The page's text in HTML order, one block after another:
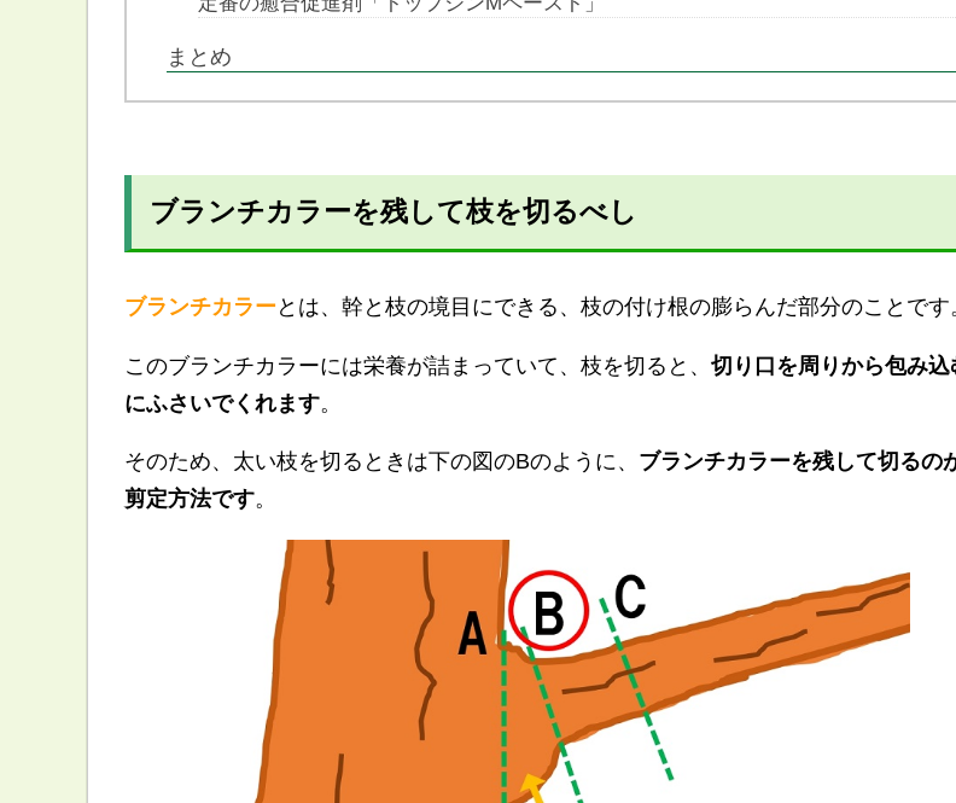
まとめ
ブランチカラーを残して枝を切るべし
ブランチカラーとは、幹と枝の境目にできる、枝の付け根の膨らんだ部分のことです
このブランチカラーには栄養が詰まっていて、枝を切ると、 切り口を周りから包み込
にふさいでくれます。
そのため、太い枝を切るときは下の図のBのように、 ブランチカラーを残して切るの
剪定方法です。